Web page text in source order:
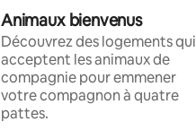
Animaux bienvenus
Découvrez des logements qui
acceptent les animaux de
compagnie pour emmener
votre compagnon à quatre
pattes.